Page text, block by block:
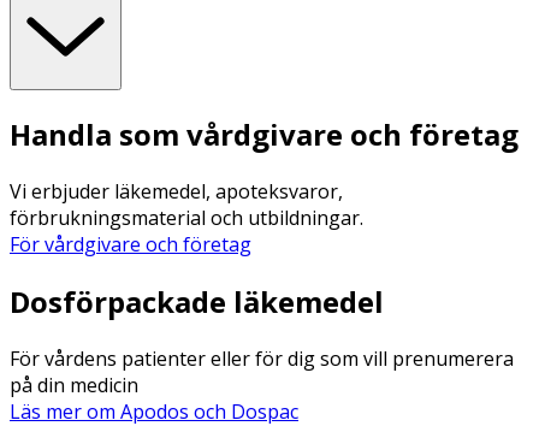
Handla som vårdgivare och företag
Vi erbjuder läkemedel, apoteksvaror,
förbrukningsmaterial och utbildningar.
För vårdgivare och företag
Dosförpackade läkemedel
För vårdens patienter eller för dig som vill prenumerera
på din medicin
Läs mer om Apodos och Dospac